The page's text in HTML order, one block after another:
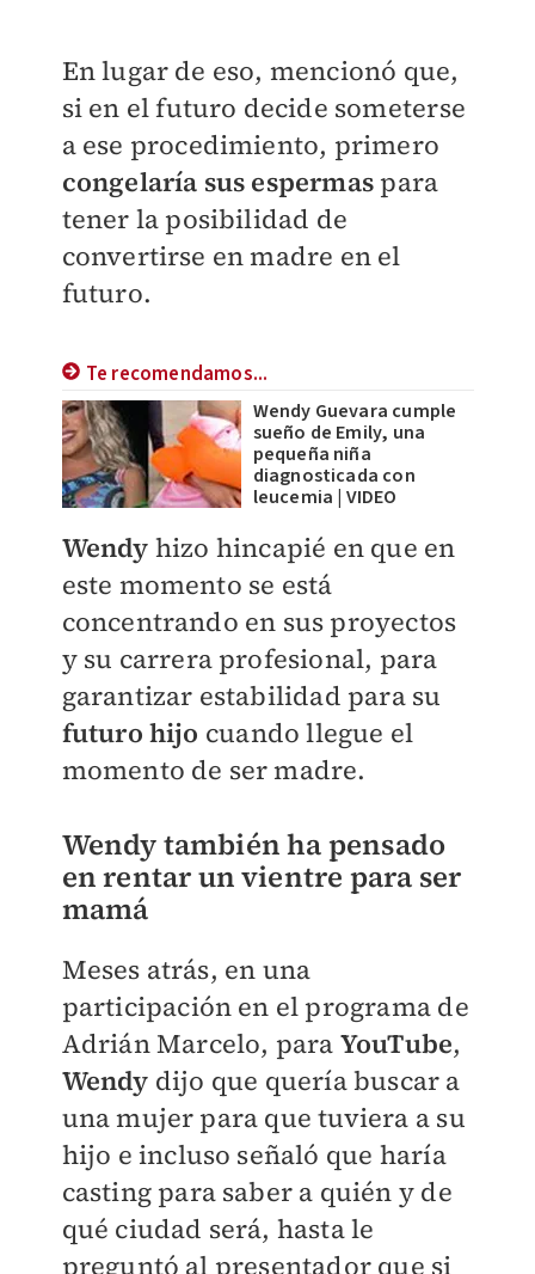
En lugar de eso, mencionó que,
si en el futuro decide someterse
a ese procedimiento, primero
congelaría sus espermas para
tener la posibilidad de
convertirse en madre en el
futuro.
Te recomendamos...
Wendy Guevara cumple
sueño de Emily, una
pequeña niña
diagnosticada con
leucemia | VIDEO
Wendy hizo hincapié en que en
este momento se está
concentrando en sus proyectos
y su carrera profesional, para
garantizar estabilidad para su
futuro hijo cuando llegue el
momento de ser madre.
Wendy también ha pensado
en rentar un vientre para ser
mamá
Meses atrás, en una
participación en el programa de
Adrián Marcelo, para YouTube,
Wendy dijo que quería buscar a
una mujer para que tuviera a su
hijo e incluso señaló que haría
casting para saber a quién y de
qué ciudad será, hasta le
preguntó al presentador que si